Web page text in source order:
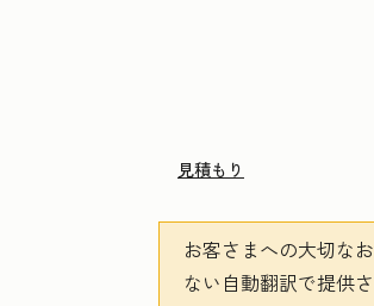
見積もり
お客さまへの大切な
ない自動翻訳で提供